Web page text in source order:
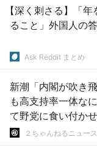
【深く刺さる】「
ること」外国人の
Ask Reddit まとめ
新潮「内閣が吹き
も高支持率一体なにが？ | こういうグレー
て野党に食い付か
２ちゃんねるニュー